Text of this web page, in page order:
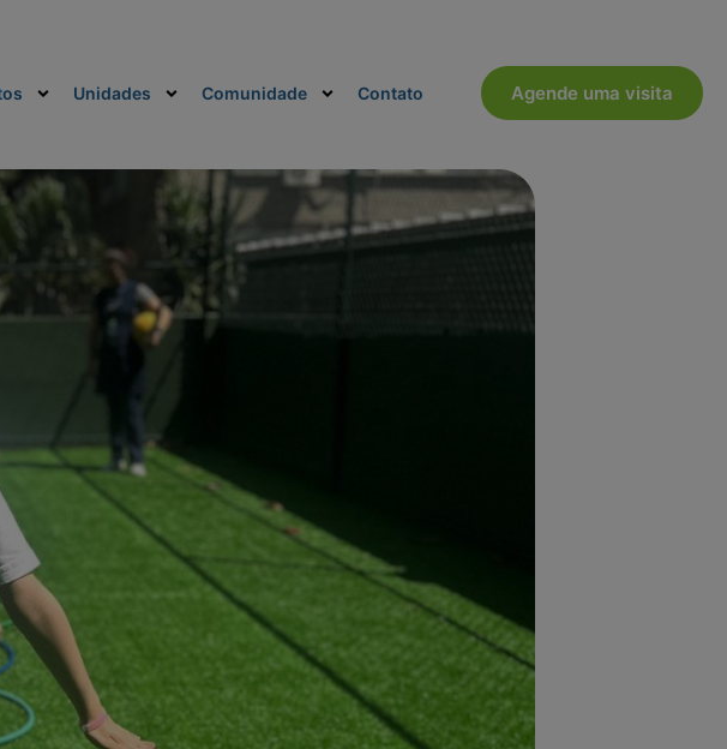
Unidades Comunidade Contato Agende uma visita